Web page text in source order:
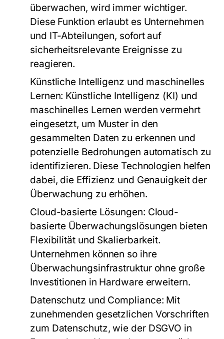
überwachen, wird immer wichtiger.
Diese Funktion erlaubt es Unternehmen
und IT-Abteilungen, sofort auf
sicherheitsrelevante Ereignisse zu
reagieren.
Künstliche Intelligenz und maschinelles
Lernen: Künstliche Intelligenz (KI) und
maschinelles Lernen werden vermehrt
eingesetzt, um Muster in den
gesammelten Daten zu erkennen und
potenzielle Bedrohungen automatisch zu
identifizieren. Diese Technologien helfen
dabei, die Effizienz und Genauigkeit der
Überwachung zu erhöhen.
Cloud-basierte Lösungen: Cloud-
basierte Überwachungslösungen bieten
Flexibilität und Skalierbarkeit.
Unternehmen können so ihre
Überwachungsinfrastruktur ohne große
Investitionen in Hardware erweitern.
Datenschutz und Compliance: Mit
zunehmenden gesetzlichen Vorschriften
zum Datenschutz, wie der DSGVO in